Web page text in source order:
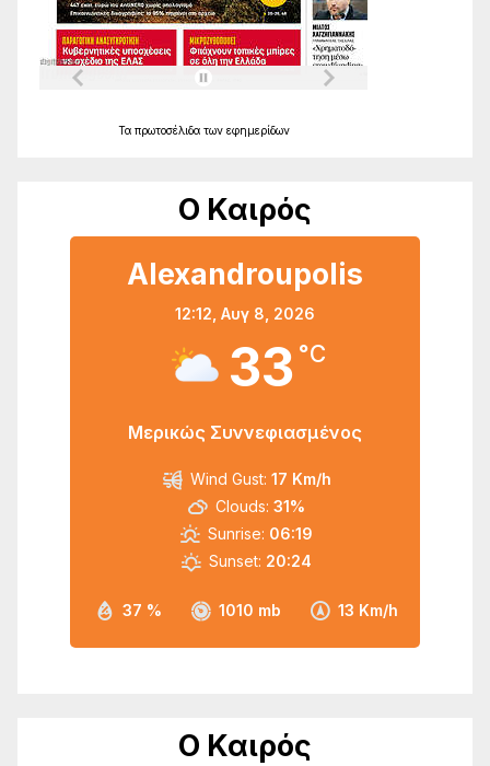
Τα πρωτοσέλιδα των εφημερίδων
Ο Καιρός
Alexandroupolis
12:12, Αυγ 8, 2026
33 °C
Μερικώς Συννεφιασμένος
37 % 1010 mb 13 Km/h
Wind Gust: 17 Km/h
Clouds: 31%
Sunrise: 06:19
Sunset: 20:24
Ο Καιρός